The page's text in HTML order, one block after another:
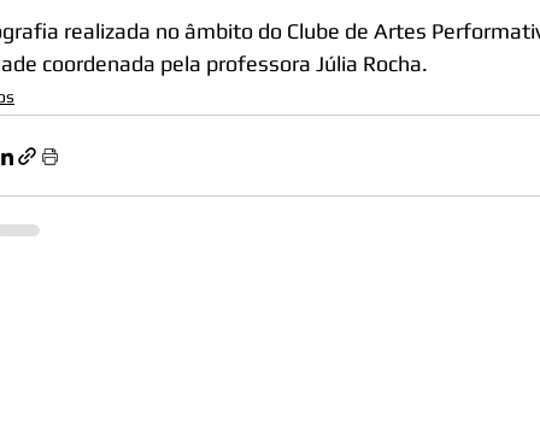
realizada no âmbito do Clube de Artes
coordenada pela professora Júlia Rocha.